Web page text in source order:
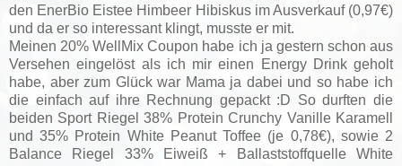
den EnerBio Eistee Himbeer Hibiskus im Ausverkauf (0,97€)
und da er so interessant klingt, musste er mit.
Meinen 20% WellMix Coupon habe ich ja gestern schon aus
Versehen eingelöst als ich mir einen Energy Drink geholt
habe, aber zum Glück war Mama ja dabei und so habe ich
die einfach auf ihre Rechnung gepackt :D So durften die
beiden Sport Riegel38% Protein Crunchy Vanille Karamell
und 35% Protein White Peanut Toffee (je 0,78€), sowie 2
Balance Riegel 33% Eiweiß + Ballaststoffquelle White